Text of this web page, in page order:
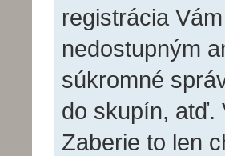
registrácia
nedostupným
súkromné
do skupín, atď.
Zaberie to len